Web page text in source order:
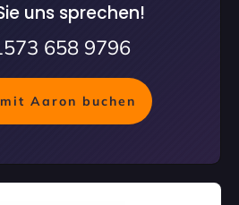
uns sprechen!
658 9796
Aaron buchen